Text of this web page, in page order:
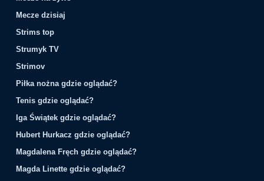
Mecze dzisiaj
Strims top
Strumyk TV
Strimov
Piłka nożna gdzie oglądać?
Tenis gdzie oglądać?
Iga Świątek gdzie oglądać?
Hubert Hurkacz gdzie oglądać?
Magdalena Fręch gdzie oglądać?
Magda Linette gdzie oglądać?